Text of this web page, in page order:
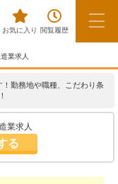
お気に入り 閲覧履歴
業求人
！勤務地や職種、こだわり条
業求人
る